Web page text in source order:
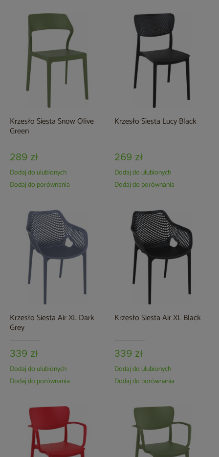
Krzesło Siesta Snow Olive
Green
289 zł
Dodaj do ulubionych
Dodaj do porównania
Krzesło Siesta Lucy Black
269 zł
Dodaj do ulubionych
Dodaj do porównania
Krzesło Siesta Air XL Dark
Grey
339 zł
Dodaj do ulubionych
Dodaj do porównania
Krzesło Siesta Air XL Black
339 zł
Dodaj do ulubionych
Dodaj do porównania